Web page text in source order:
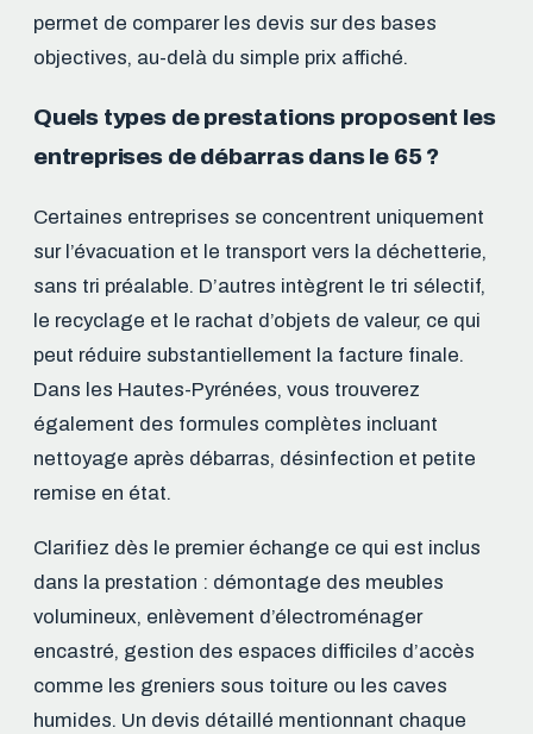
permet de comparer les devis sur des bases
objectives, au-delà du simple prix affiché.
Quels types de prestations proposent les
entreprises de débarras dans le 65 ?
Certaines entreprises se concentrent uniquement
sur l’évacuation et le transport vers la déchetterie,
sans tri préalable. D’autres intègrent le tri sélectif,
le recyclage et le rachat d’objets de valeur, ce qui
peut réduire substantiellement la facture finale.
Dans les Hautes-Pyrénées, vous trouverez
également des formules complètes incluant
nettoyage après débarras, désinfection et petite
remise en état.
Clarifiez dès le premier échange ce qui est inclus
dans la prestation : démontage des meubles
volumineux, enlèvement d’électroménager
encastré, gestion des espaces difficiles d’accès
comme les greniers sous toiture ou les caves
humides. Un devis détaillé mentionnant chaque